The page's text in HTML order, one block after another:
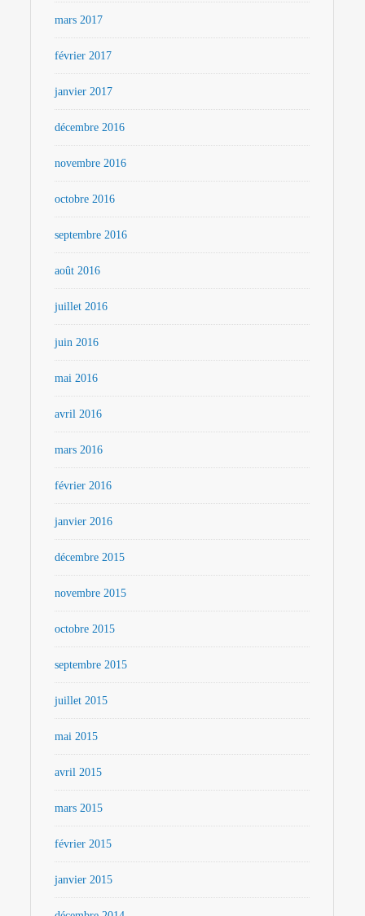
mars 2017
février 2017
janvier 2017
décembre 2016
novembre 2016
octobre 2016
septembre 2016
août 2016
juillet 2016
juin 2016
mai 2016
avril 2016
mars 2016
février 2016
janvier 2016
décembre 2015
novembre 2015
octobre 2015
septembre 2015
juillet 2015
mai 2015
avril 2015
mars 2015
février 2015
janvier 2015